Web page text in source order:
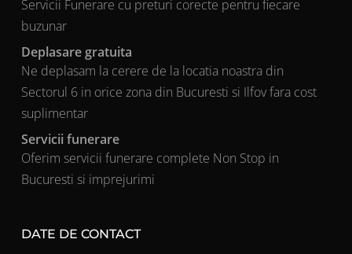
Servicii Funerare cu preturi corecte pentru fiecare
buzunar
Deplasare gratuita
Ne deplasam la cerere de la locatia noastra din
Sectorul 6 in orice zona din Bucuresti si Ilfov fara cost
suplimentar
Servicii funerare
Oferim servicii funerare complete Non Stop in
Bucuresti si imprejurimi
DATE DE CONTACT